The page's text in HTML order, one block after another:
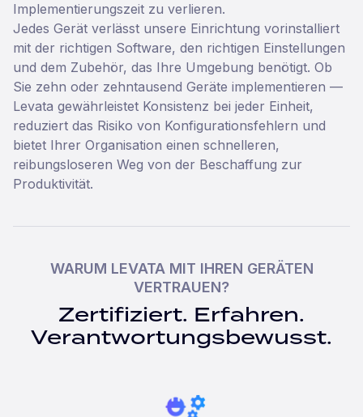
Implementierungszeit zu verlieren.
Jedes Gerät verlässt unsere Einrichtung vorinstalliert
mit der richtigen Software, den richtigen Einstellungen
und dem Zubehör, das Ihre Umgebung benötigt. Ob
Sie zehn oder zehntausend Geräte implementieren —
Levata gewährleistet Konsistenz bei jeder Einheit,
reduziert das Risiko von Konfigurationsfehlern und
bietet Ihrer Organisation einen schnelleren,
reibungsloseren Weg von der Beschaffung zur
Produktivität.
WARUM LEVATA MIT IHREN GERÄTEN
VERTRAUEN?
Zertifiziert. Erfahren.
Verantwortungsbewusst.